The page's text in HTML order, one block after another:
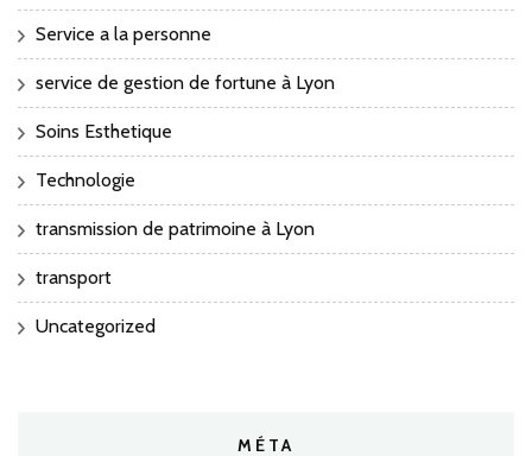
Service a la personne
service de gestion de fortune à Lyon
Soins Esthetique
Technologie
transmission de patrimoine à Lyon
transport
Uncategorized
MÉTA